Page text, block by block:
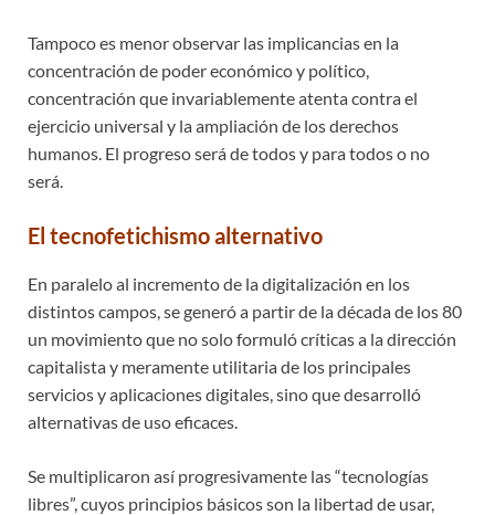
Tampoco es menor observar las implicancias en la
concentración de poder económico y político,
concentración que invariablemente atenta contra el
ejercicio universal y la ampliación de los derechos
humanos. El progreso será de todos y para todos o no
será.
El tecnofetichismo alternativo
En paralelo al incremento de la digitalización en los
distintos campos, se generó a partir de la década de los 80
un movimiento que no solo formuló críticas a la dirección
capitalista y meramente utilitaria de los principales
servicios y aplicaciones digitales, sino que desarrolló
alternativas de uso eficaces.
Se multiplicaron así progresivamente las “tecnologías
libres”, cuyos principios básicos son la libertad de usar,